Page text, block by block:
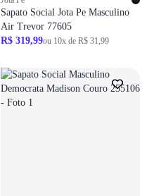
Sapato Social Jota Pe Masculino
Air Trevor 77605
R$ 319,99ou 10x de R$ 31,99